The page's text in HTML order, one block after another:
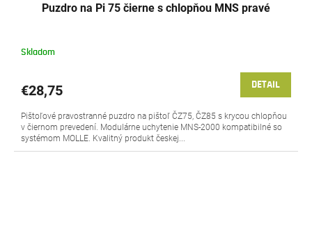
Puzdro na Pi 75 čierne s chlopňou MNS pravé
Skladom
€28,75 DETAIL
Pištoľové pravostranné puzdro na pištoľ ČZ75, ČZ85 s krycou chlopňou
v čiernom prevedení. Modulárne uchytenie MNS-2000 kompatibilné so
systémom MOLLE. Kvalitný produkt českej...